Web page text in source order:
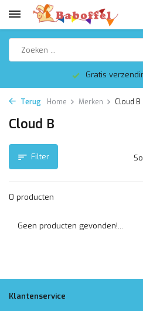
Gratis
Terug Home Merken Cloud B
Cloud B
Filter
0 producten
Geen producten gevonden!...
Klantenservice